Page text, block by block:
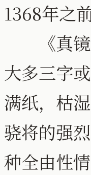
1368年之
《真镜
大多三字
满纸，枯
骁将的强
种全由性